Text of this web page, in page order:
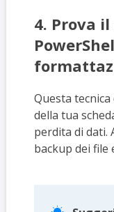
4. Prova
Questa tecnica
della tua
perdita di dati.
backup dei file